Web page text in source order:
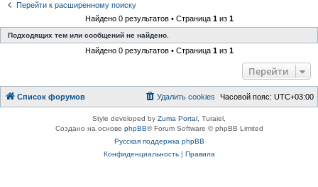
Перейти к расширенному поиску
Найдено 0 результатов • Страница 1из 1
Подходящих тем или сообщений не найдено.
Найдено 0 результатов • Страница 1из 1
Перейти
Список форумов Часовой пояс: UTC+03:00
Удалить cookies
Style developed by Zuma Portal , Turaiel,
Создано на основе phpBB® Forum Software © phpBB Limited
Русская поддержка phpBB
Конфиденциальность| Правила